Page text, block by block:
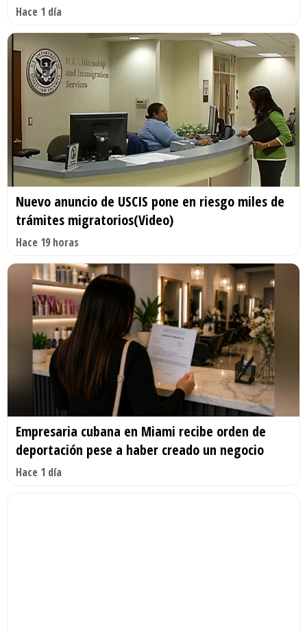
Hace 1 día
Nuevo anuncio de USCIS pone en riesgo miles de
trámites migratorios(Video)
Hace 19 horas
Empresaria cubana en Miami recibe orden de
deportación pese a haber creado un negocio
Hace 1 día